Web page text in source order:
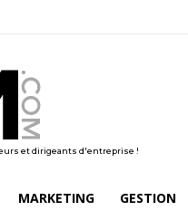
et dirigeants d'entreprise !
MARKETING GESTION